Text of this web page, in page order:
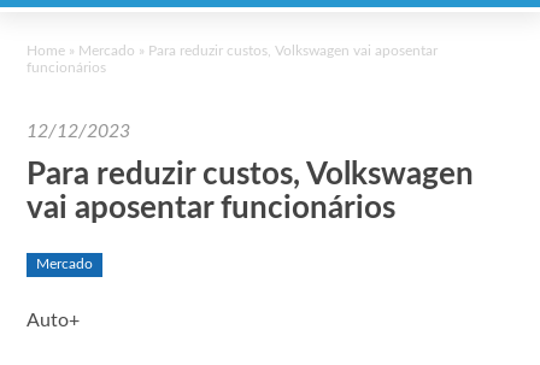
Home » Mercado » Para reduzir custos, Volkswagen vai aposentar
funcionários
12/12/2023
Para reduzir custos, Volkswagen
vai aposentar funcionários
Mercado
Auto+